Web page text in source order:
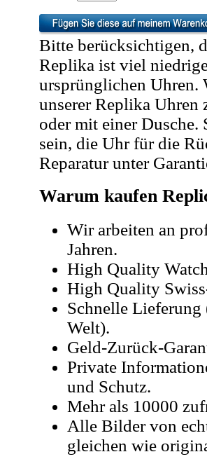
Bitte berücksichtigen,
Replika ist viel
ursprünglichen Uhren.
unserer Replika Uhren
oder mit einer
sein, die Uhr für die
Reparatur unter
Warum kaufen
Wir arbeiten an
Jahren.
High Quality
High Quality
Schnelle Lieferung
Welt).
Geld-Zurück-
Private
und Schutz.
Mehr als 10000
Alle Bilder von
gleichen wie